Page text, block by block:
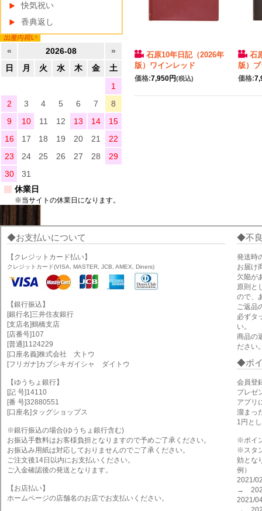
石原10年日記（2026年
版）ワインレッド
価格:7,950円(税込)
石
版）
価格:
快気祝い
香典返し
« 2026-08
»
日
月 火 水 木 金
土
1
2
3 4 5 6 7
8
9
10 11 12 13 14
15
16
17 18 19 20 21
22
23
24 25 26 27 28
29
30
31
休業日
※当サイトの休業日になります。
お支払いについて
【クレジットカード払い】
クレジットカード(VISA, MASTER, JCB, AMEX, Diners)
【銀行振込】
[銀行名]三井住友銀行
[支店名]鶴橋支店
[店番号]107
[普通]1124229
[口座名義]株式会社 大トウ
[フリガナ]カブシキガイシャ ダイトウ
【ゆうちょ銀行】
[記 号]14110
[番 号]32880551
[口座名]タッグショップス
※銀行振込の場合(ゆうちょ銀行含む)
お振込手数料はお客様負担となりますので予めご了承ください。
お振込み用紙は対応しておりませんのでご了承ください。
ご注文後14日以内にお支払いください。
ご入金確認後の発送となります。
【お店払い】
ホームページの店舗名のお店でお支払いください。
不
発送時
お届け
欠陥が
原則と
ので、
ご返品
必ずタ
い。
商品の
ださい
ポ
会員登
プレゼ
アプリ
溜まっ
1円と
※ポイ
※スタ
効とな
例）
2021/
→
2021/